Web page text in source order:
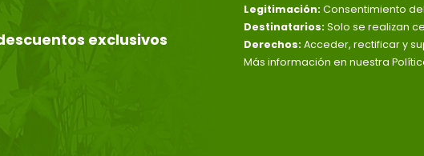
exclusivos
Legitimación: Consentimiento
Destinatarios: Solo se realizan
Derechos: Acceder, rectificar y
Más información en nuestra